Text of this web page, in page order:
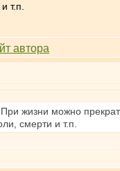
т.п.
жизни можно
смерти и т.п.